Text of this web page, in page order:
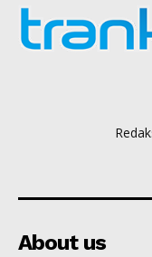
About us